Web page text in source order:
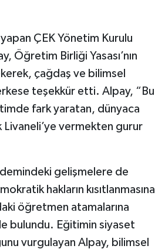
yapan ÇEK Yönetim Kurulu
Öğretim Birliği Yasası’nın
çağdaş ve bilimsel
teşekkür etti. Alpay, “Bu
fark yaratan, dünyaca
Livaneli’ye vermekten gurur
gelişmelere de
hakların kısıtlanmasına
öğretmen atamalarına
bulundu. Eğitimin siyaset
vurgulayan Alpay, bilimsel